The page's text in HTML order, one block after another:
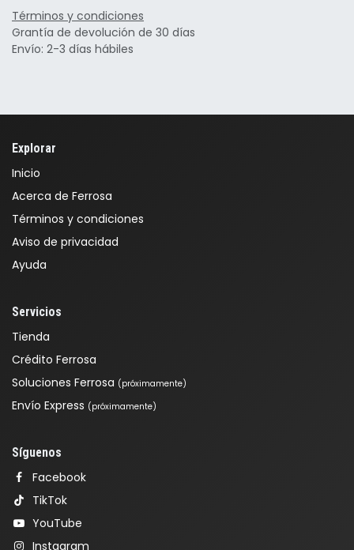
Términos y condiciones
Grantía de devolución de 30 días
Envío: 2-3 días hábiles
Explorar
Inicio
Acerca de Ferrosa
Términos y condiciones
Aviso de privacidad
Ayuda
Servicios
Tienda
Crédito Ferrosa
Soluciones Ferrosa (próximamente)
Envío Express (próximamente)
Síguenos
Facebook
TikTok
YouTube
Instagram